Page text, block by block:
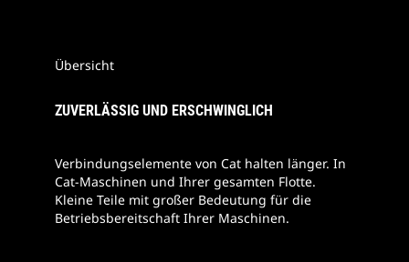
Übersicht
ZUVERLÄSSIG UND ERSCHWINGLICH
Verbindungselemente von Cat halten länger. In
Cat-Maschinen und Ihrer gesamten Flotte.
Kleine Teile mit großer Bedeutung für die
Betriebsbereitschaft Ihrer Maschinen.